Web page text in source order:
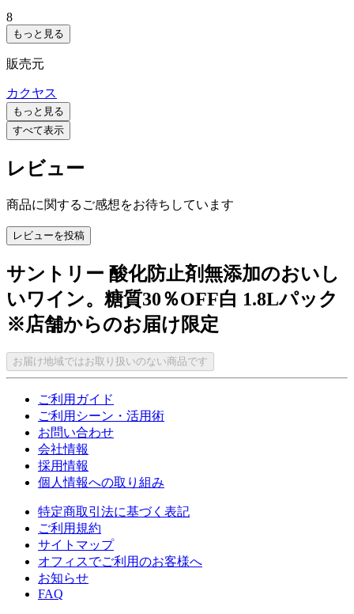
8
もっと見る
販売元
カクヤス
もっと見る
すべて表示
レビュー
商品に関するご感想をお待ちしています
レビューを投稿
サントリー 酸化防止剤無添加のおいし
いワイン。糖質30％OFF白 1.8Lパック
※店舗からのお届け限定
お届け地域ではお取り扱いのない商品です
ご利用ガイド
ご利用シーン・活用術
お問い合わせ
会社情報
採用情報
個人情報への取り組み
特定商取引法に基づく表記
ご利用規約
サイトマップ
オフィスでご利用のお客様へ
お知らせ
FAQ